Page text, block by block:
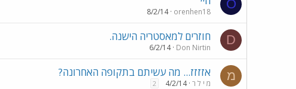
O
orenhen18
8/2/14
D חוזרים למאסטריה הישנה.
Don Nirtin
6/2/14
מ אזזזז... מה עשיתם בתקופה האחרונה?
מ י ל ר 4/2/14
2